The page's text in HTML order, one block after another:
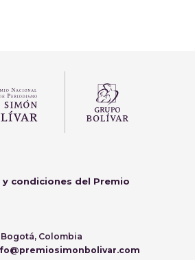
y condiciones del Premio
Bogotá, Colombia